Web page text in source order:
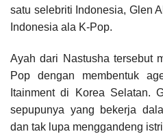
satu selebriti Indonesia, Glen
Indonesia ala K-Pop.
Ayah dari Nastusha tersebut
Pop dengan membentuk
Itainment di Korea Selatan.
sepupunya yang bekerja
dan tak lupa menggandeng